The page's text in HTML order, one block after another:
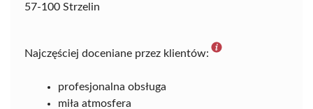
57-100 Strzelin
Najczęściej doceniane przez klientów:
profesjonalna obsługa
miła atmosfera